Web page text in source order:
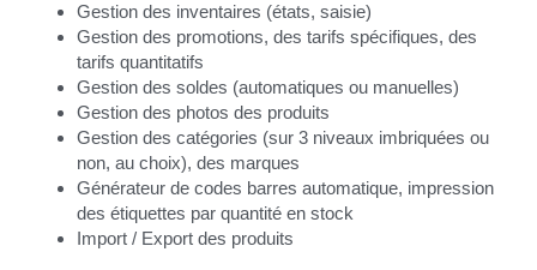
Gestion des inventaires (états, saisie)
Gestion des promotions, des tarifs spécifiques, des
tarifs quantitatifs
Gestion des soldes (automatiques ou manuelles)
Gestion des photos des produits
Gestion des catégories (sur 3 niveaux imbriquées ou
non, au choix), des marques
Générateur de codes barres automatique, impression
des étiquettes par quantité en stock
Import / Export des produits